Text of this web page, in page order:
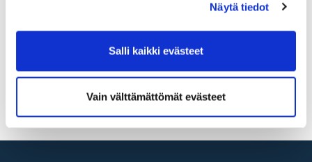
Näytä tiedot
Salli kaikki evästeet
Vain välttämättömät evästeet
golfin aloittamiseen. Tutustu kauden 2026
kurssitarjoukseen alta.
Alkeiskurssitarjous 2026
Opetustarjonta